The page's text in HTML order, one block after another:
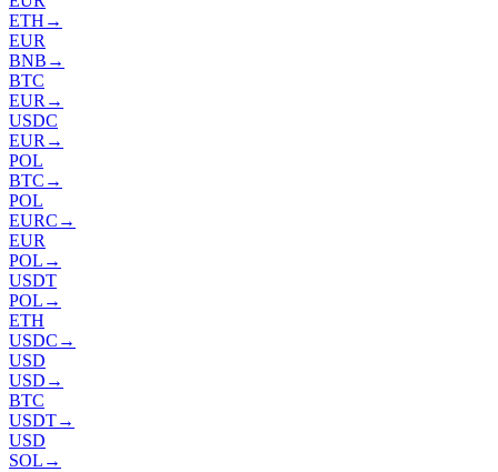
ETH →
EUR
BNB →
BTC
EUR →
USDC
EUR →
POL
BTC →
POL
EURC →
EUR
POL →
USDT
POL →
ETH
USDC →
USD
USD →
BTC
USDT→
USD
SOL →